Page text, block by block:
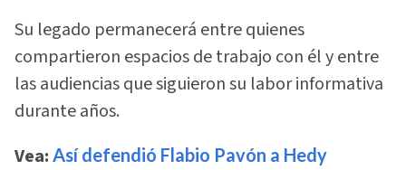
Su legado permanecerá entre quienes
compartieron espacios de trabajo con él y entre
las audiencias que siguieron su labor informativa
durante años.
Vea: Así defendió Flabio Pavón a Hedy